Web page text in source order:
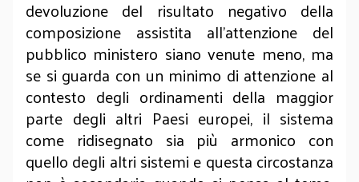
devoluzione del risultato negativo della
composizione assistita all’attenzione del
pubblico ministero siano venute meno, ma
se si guarda con un minimo di attenzione al
contesto degli ordinamenti della maggior
parte degli altri Paesi europei, il sistema
come ridisegnato sia più armonico con
quello degli altri sistemi e questa circostanza